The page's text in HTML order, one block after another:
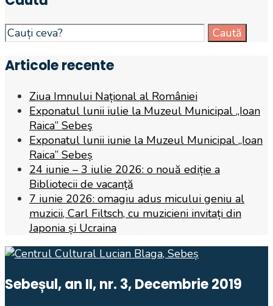
articole
Search
for:
Caută
Articole recente
Ziua Imnului Național al României
Exponatul lunii iulie la Muzeul Municipal „Ioan
Raica” Sebeş
Exponatul lunii iunie la Muzeul Municipal „Ioan
Raica” Sebeș
24 iunie – 3 iulie 2026: o nouă ediție a
Bibliotecii de vacanță
7 iunie 2026: omagiu adus micului geniu al
muzicii, Carl Filtsch, cu muzicieni invitați din
Japonia și Ucraina
Sebeșul, an II, nr. 3, Decembrie 2019